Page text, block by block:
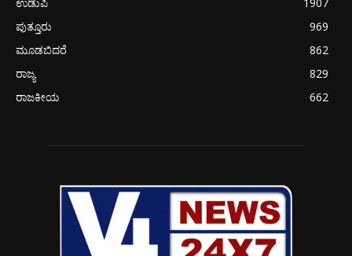
ಪುತ್ತೂರು
969
ಮೂಡಬಿದರೆ
862
ರಾಜ್ಯ
829
ರಾಜಕೀಯ
662